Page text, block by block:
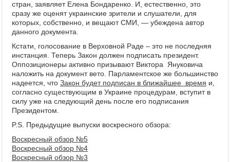
стран, заявляет Елена Бондаренко. И, естественно, это
сразу же оценят украинские зрители и слушатели, для
которых, собственно, и вещают СМИ, — убеждена автор
данного документа.
Кстати, голосование в Верховной Раде – это не последняя
инстанция. Теперь Закон должен подписать президент.
Оппозиционеры активно призывают Виктора Януковича
наложить на документ вето. Парламентское же большинство
надеется, что Закон будет подписан в ближайшее время и,
согласно существующим в Украине процедурам, вступит в
силу уже на следующий день после его подписания
Президентом.
P.S. Предыдущие выпуски воскресного обзора:
Воскресный обзор №5
Воскресный обзор №4
Воскресный обзор №3